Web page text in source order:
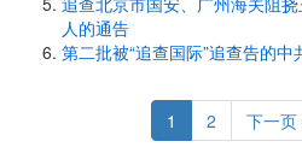
人的通告
第二批被“追查国际”追查告的中
Current
page
1 Page
2
Next
page
下一页